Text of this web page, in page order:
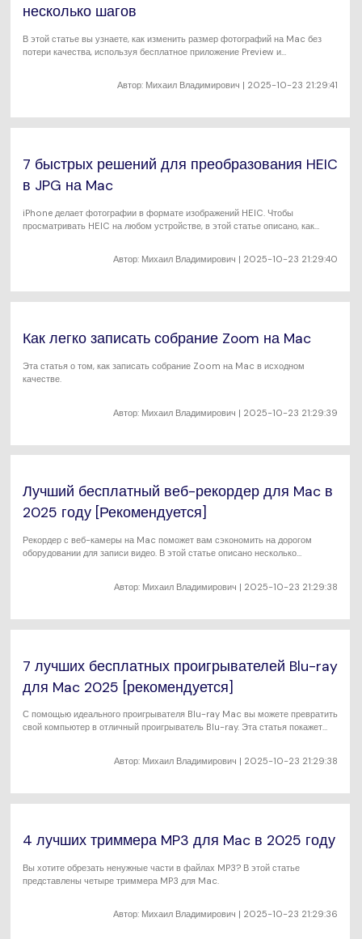
несколько шагов
В этой статье вы узнаете, как изменить размер фотографий на Mac без
потери качества, используя бесплатное приложение Preview и
Автор: Михаил Владимирович | 2025-10-23 21:29:41
7 быстрых решений для преобразования HEIC
в JPG на Mac
iPhone делает фотографии в формате изображений HEIC. Чтобы
просматривать HEIC на любом устройстве, в этой статье описано, как
Автор: Михаил Владимирович | 2025-10-23 21:29:40
Как легко записать собрание Zoom на Mac
Эта статья о том, как записать собрание Zoom на Mac в исходном
качестве.
Автор: Михаил Владимирович | 2025-10-23 21:29:39
Лучший бесплатный веб-рекордер для Mac в
2025 году [Рекомендуется]
Рекордер с веб-камеры на Mac поможет вам сэкономить на дорогом
оборудовании для записи видео. В этой статье описано несколько
Автор: Михаил Владимирович | 2025-10-23 21:29:38
7 лучших бесплатных проигрывателей Blu-ray
для Mac 2025 [рекомендуется]
С помощью идеального проигрывателя Blu-ray Mac вы можете превратить
свой компьютер в отличный проигрыватель Blu-ray. Эта статья покажет
Автор: Михаил Владимирович | 2025-10-23 21:29:38
4 лучших триммера MP3 для Mac в 2025 году
Вы хотите обрезать ненужные части в файлах MP3? В этой статье
представлены четыре триммера MP3 для Mac.
Автор: Михаил Владимирович | 2025-10-23 21:29:36